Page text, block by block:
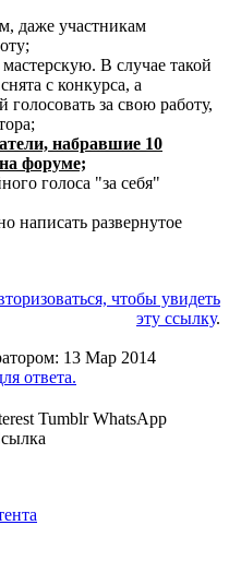
даже участникам
В случае такой
с конкурса, а
за свою работу,
набравшие 10
форуме;
голоса "за себя"
написать развернутое
чтобы увидеть
эту ссылку.​
13 Мар 2014
ответа.
Tumblr WhatsApp